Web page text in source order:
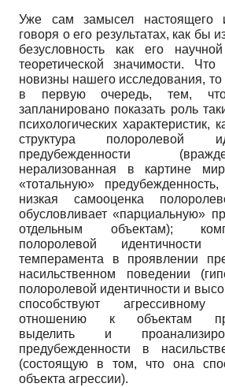
Уже сам замысел настоящего
говоря о его результатах, как бы
безусловность как его
теоретической значимости. Что
новизны нашего исследования, то
в первую очередь, тем,
запланировано показать роль
психологических характеристик,
структура полоролевой
предубежденности
нерализованная в картине
«тотальную»
низкая самооценка
обусловливает «парциальную»
отдельным объектам);
полоролевой
темперамента в проявлении
насильственном поведении
полоро­левой идентичности и
способствуют
отношению к объектам
выделить и
предубежденности в
(состоящую в том, что она
объекта агрессии).